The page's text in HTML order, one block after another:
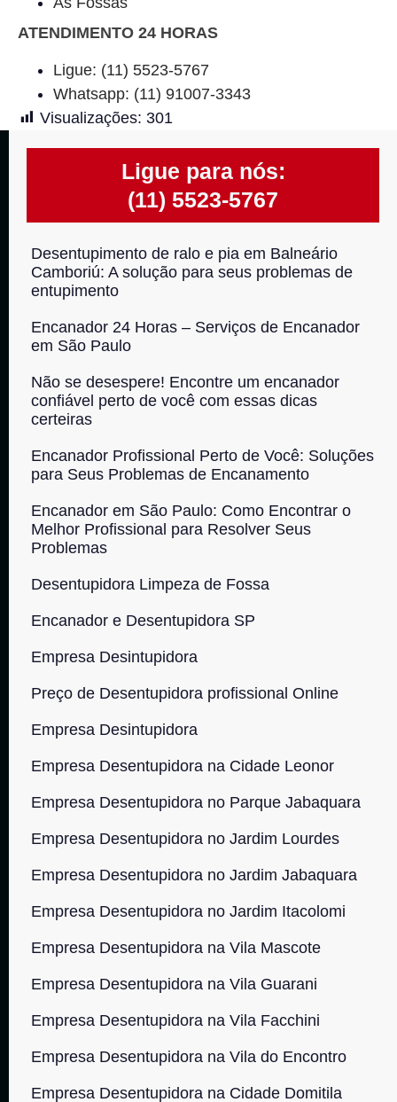
ATENDIMENTO 24 HORAS
Ligue: (11) 5523-5767
Whatsapp: (11) 91007-3343
Visualizações: 301
Ligue para nós:
(11) 5523-5767
Desentupimento de ralo e pia em Balneário
Camboriú: A solução para seus problemas de
entupimento
Encanador 24 Horas – Serviços de Encanador
em São Paulo
Não se desespere! Encontre um encanador
confiável perto de você com essas dicas
certeiras
Encanador Profissional Perto de Você: Soluções
para Seus Problemas de Encanamento
Encanador em São Paulo: Como Encontrar o
Melhor Profissional para Resolver Seus
Problemas
Desentupidora Limpeza de Fossa
Encanador e Desentupidora SP
Empresa Desintupidora
Preço de Desentupidora profissional Online
Empresa Desintupidora
Empresa Desentupidora na Cidade Leonor
Empresa Desentupidora no Parque Jabaquara
Empresa Desentupidora no Jardim Lourdes
Empresa Desentupidora no Jardim Jabaquara
Empresa Desentupidora no Jardim Itacolomi
Empresa Desentupidora na Vila Mascote
Empresa Desentupidora na Vila Guarani
Empresa Desentupidora na Vila Facchini
Empresa Desentupidora na Vila do Encontro
Empresa Desentupidora na Cidade Domitila